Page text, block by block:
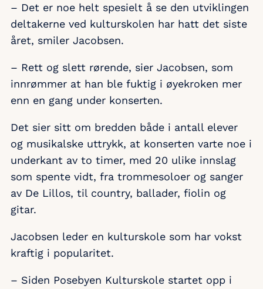
– Det er noe helt spesielt å se den utviklingen
deltakerne ved kulturskolen har hatt det siste
året, smiler Jacobsen.
– Rett og slett rørende, sier Jacobsen, som
innrømmer at han ble fuktig i øyekroken mer
enn en gang under konserten.
Det sier sitt om bredden både i antall elever
og musikalske uttrykk, at konserten varte noe i
underkant av to timer, med 20 ulike innslag
som spente vidt, fra trommesoloer og sanger
av De Lillos, til country, ballader, fiolin og
gitar.
Jacobsen leder en kulturskole som har vokst
kraftig i popularitet.
– Siden Posebyen Kulturskole startet opp i